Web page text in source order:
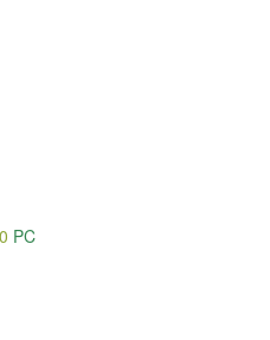
PC